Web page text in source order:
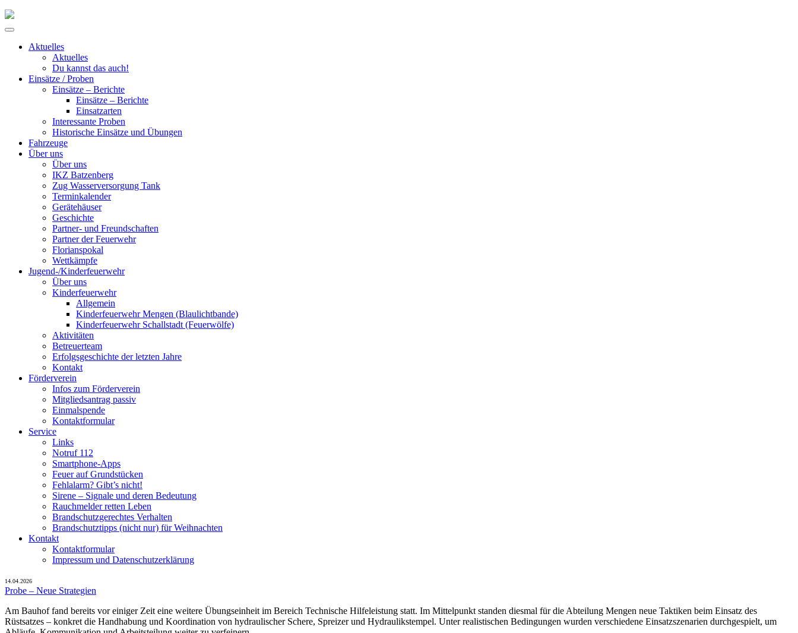
Skip
Primary
Aktuelles
Aktuelles
Du kannst das auch!
Einsätze / Proben
Einsätze – Berichte
Einsätze – Berichte
Einsatzarten
Interessante Proben
Historische Einsätze und Übungen
Fahrzeuge
Über uns
Über uns
IKZ Batzenberg
Zug Wasserversorgung Tank
Terminkalender
Gerätehäuser
Geschichte
Partner- und Freundschaften
Partner der Feuerwehr
Florianspokal
Wettkämpfe
Jugend-/Kinderfeuerwehr
Über uns
Kinderfeuerwehr
Allgemein
Kinderfeuerwehr Mengen (Blaulichtbande)
Kinderfeuerwehr Schallstadt (Feuerwölfe)
Aktivitäten
Betreuerteam
Erfolgsgeschichte der letzten Jahre
Kontakt
Förderverein
Infos zum Förderverein
Mitgliedsantrag passiv
Einmalspende
Kontaktformular
Service
Links
Notruf 112
Smartphone-Apps
Feuer auf Grundstücken
Fehlalarm? Gibt’s nicht!
Sirene – Signale und deren Bedeutung
Rauchmelder retten Leben
Brandschutzgerechtes Verhalten
Brandschutztipps (nicht nur) für Weihnachten
Kontakt
Kontaktformular
Impressum und Datenschutzerklärung
14.04.2026
Probe – Neue Strategien
Am Bauhof fand bereits vor einiger Zeit eine weitere Übungseinheit im Bereich Technische Hilfeleistung statt. Im Mittelpunkt standen diesmal für die Abteilung Mengen neue Taktiken beim Einsatz des
Rüstsatzes – konkret die Handhabung und Koordination von hydraulischer Schere, Spreizer und Hydraulikstempel. Unter realistischen Bedingungen wurden verschiedene Einsatzszenarien durchgespielt, um